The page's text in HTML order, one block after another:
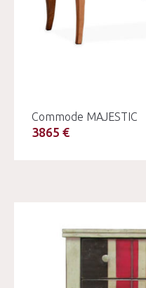
Commode MAJESTIC
3865 €